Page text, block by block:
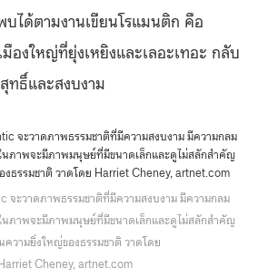
ได้ตามงานเขียนโรแมนติก คือ
องใหญ่ที่ยุ่งเหยิงและเลอะเทอะ กลับ
ทธิ์และสงบงาม
จะวาดภาพธรรมชาติที่มีความสงบงาม มีความกลม
นภาพจะมีภาพมนุษย์ที่มีขนาดเล็กและดูไม่สลักสำคัญ
ความยิ่งใหญ่ของธรรมชาติ วาดโดย
Cheney, artnet.com